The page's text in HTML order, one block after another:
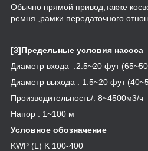
Обычно прямой привод,также
ремня ,рамки передаточного
[3]Предельные условия насоса
Диаметр входа :2.5~20 фут
Диаметр выхода : 1.5~20 фут
Производительность/: 8~4500м3/ч
Напор : 1~100 м
Условное обозначение
KWP (L) K 100-400